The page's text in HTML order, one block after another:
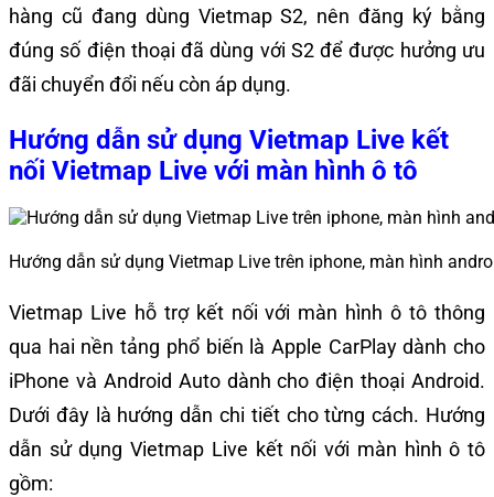
hàng cũ đang dùng Vietmap S2, nên đăng ký bằng
đúng số điện thoại đã dùng với S2 để được hưởng ưu
đãi chuyển đổi nếu còn áp dụng.
Hướng dẫn sử dụng Vietmap Live kết
nối Vietmap Live với màn hình ô tô
Hướng dẫn sử dụng Vietmap Live trên iphone, màn hình
Vietmap Live hỗ trợ kết nối với màn hình ô tô thông
qua hai nền tảng phổ biến là Apple CarPlay dành cho
iPhone và Android Auto dành cho điện thoại Android.
Dưới đây là hướng dẫn chi tiết cho từng cách. Hướng
dẫn sử dụng Vietmap Live kết nối với màn hình ô tô
gồm: